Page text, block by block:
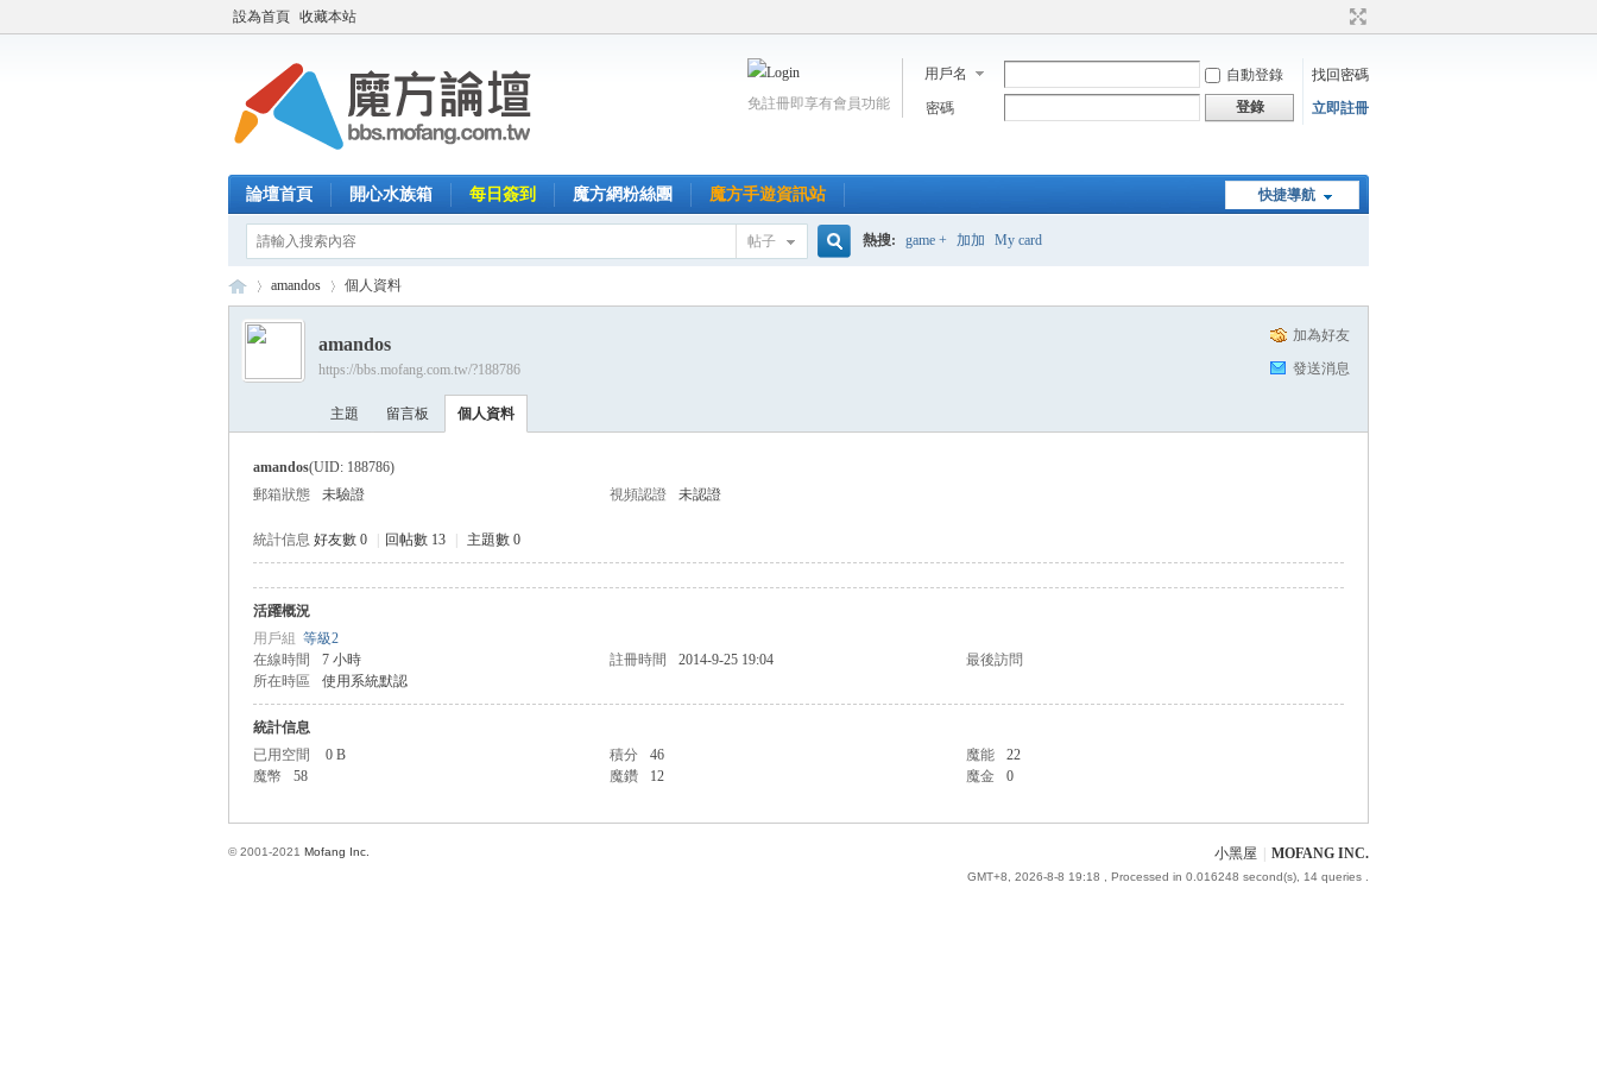
設為首頁 收藏本站
用戶名 自動登錄
找回密碼
密碼
登錄 立即註冊
免註冊即享有會員功能
快捷導航
論壇首頁 開心水族箱 每日簽到 魔方網粉絲團 魔方手遊資訊站
帖子 熱搜: game + 加加 My card
›
amandos 個人資料
加為好友
發送消息
amandos
https://bbs.mofang.com.tw/?188786
主題 留言板 個人資料
amandos(UID: 188786)
郵箱狀態
未驗證 視頻認證 未認證
統計信息 好友數 0 回帖數 13 主題數 0
活躍概況
用戶組 等級2
在線時間
7 小時 註冊時間 2014-9-25 19:04
最後訪問
所在時區
使用系統默認
統計信息
已用空間
0 B 積分 46 魔能
22
魔幣
58 魔鑽 12 魔金 0
小黑屋 MOFANG INC.
GMT+8, 2026-8-8 19:18 , Processed in 0.016248 second(s), 14 queries .
© 2001-2021 Mofang Inc.